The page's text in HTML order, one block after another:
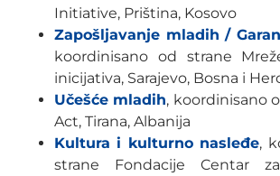
Initiative, Priština, Kosovo
Zapošljavanje mladih /
koordinisano od strane
inicijativa, Sarajevo, Bosna i
Učešće mladih, koordinisano
Act, Tirana, Albanija
Kultura i kulturno nasleđe,
strane Fondacije Centar